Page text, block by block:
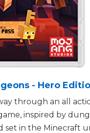
- Hero
through an all
inspired by
set in the Minecraft